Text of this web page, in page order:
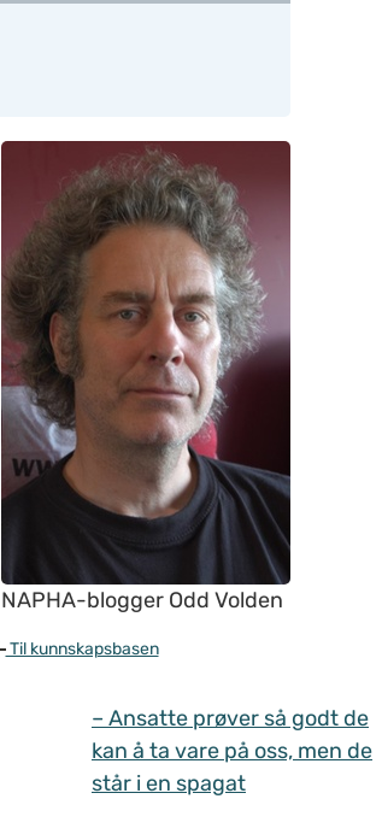
NAPHA-blogger Odd Volden
Til kunnskapsbasen
– Ansatte prøver så godt de
kan å ta vare på oss, men de
står i en spagat